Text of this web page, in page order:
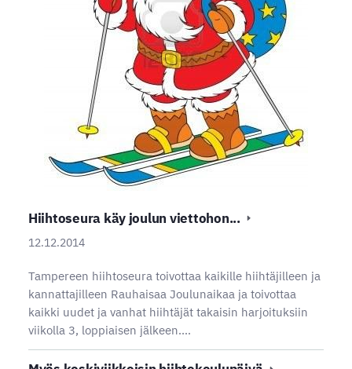
Hiihtoseura käy joulun viettohon...
12.12.2014
Tampereen hiihtoseura toivottaa kaikille hiihtäjilleen ja
kannattajilleen Rauhaisaa Joulunaikaa ja toivottaa
kaikki uudet ja vanhat hiihtäjät takaisin harjoituksiin
viikolla 3, loppiaisen jälkeen.…